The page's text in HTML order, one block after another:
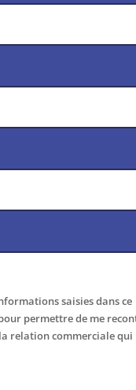
saisies dans ce
permettre de me
relation commerciale qui